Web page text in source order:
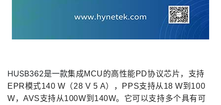
HUSB362是一款集成MCU的高性能PD协议芯片，支持
EPR模式140 W（28 V 5 A），PPS支持从18 W到100
W，AVS支持从100W到140W。 它可以支持多个具有可